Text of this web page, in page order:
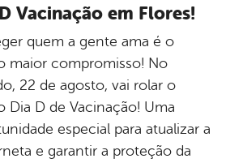
Vacinação em Flores!
quem a gente ama é o
maior compromisso! No
22 de agosto, vai rolar o
Dia D de Vacinação! Uma
especial para atualizar a
e garantir a proteção da